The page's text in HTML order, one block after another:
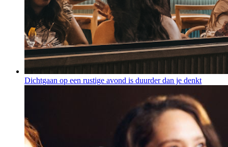
Dichtgaan op een rustige avond is duurder dan je denkt